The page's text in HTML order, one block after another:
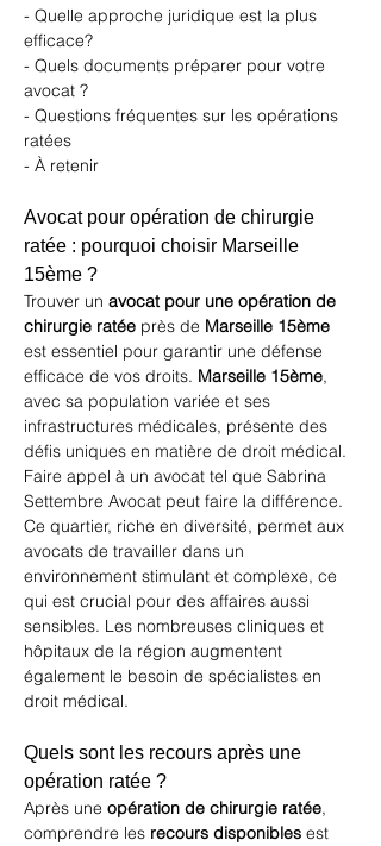
- Quelle approche juridique est la plus
efficace?
- Quels documents préparer pour votre
avocat ?
- Questions fréquentes sur les opérations
ratées
- À retenir
Avocat pour opération de chirurgie
ratée : pourquoi choisir Marseille
15ème ?
Trouver un avocat pour une opération de
chirurgie ratée près de Marseille 15ème
est essentiel pour garantir une défense
efficace de vos droits. Marseille 15ème,
avec sa population variée et ses
infrastructures médicales, présente des
défis uniques en matière de droit médical.
Faire appel à un avocat tel que Sabrina
Settembre Avocat peut faire la différence.
Ce quartier, riche en diversité, permet aux
avocats de travailler dans un
environnement stimulant et complexe, ce
qui est crucial pour des affaires aussi
sensibles. Les nombreuses cliniques et
hôpitaux de la région augmentent
également le besoin de spécialistes en
droit médical.
Quels sont les recours après une
opération ratée ?
Après une opération de chirurgie ratée,
comprendre les recours disponibles est